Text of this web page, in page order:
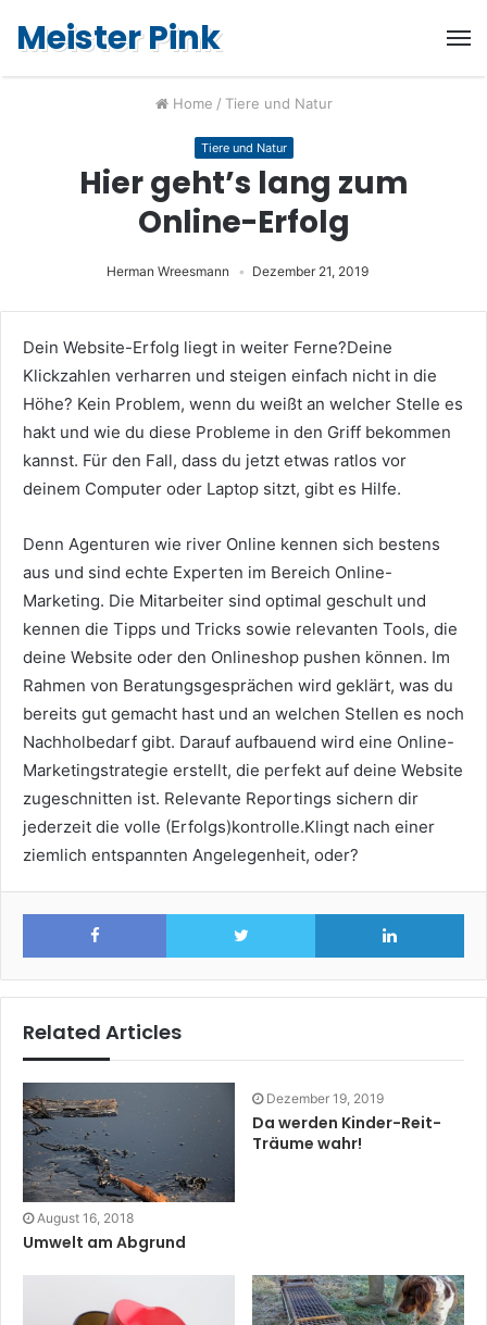
Meister Pink
Home / Tiere und Natur
Tiere und Natur
Hier geht’s lang zum
Online-Erfolg
Herman Wreesmann Dezember 21, 2019
Dein Website-Erfolg liegt in weiter Ferne?Deine
Klickzahlen verharren und steigen einfach nicht in die
Höhe? Kein Problem, wenn du weißt an welcher Stelle es
hakt und wie du diese Probleme in den Griff bekommen
kannst. Für den Fall, dass du jetzt etwas ratlos vor
deinem Computer oder Laptop sitzt, gibt es Hilfe.
Denn Agenturen wie river Online kennen sich bestens
aus und sind echte Experten im Bereich Online-
Marketing. Die Mitarbeiter sind optimal geschult und
kennen die Tipps und Tricks sowie relevanten Tools, die
deine Website oder den Onlineshop pushen können. Im
Rahmen von Beratungsgesprächen wird geklärt, was du
bereits gut gemacht hast und an welchen Stellen es noch
Nachholbedarf gibt. Darauf aufbauend wird eine Online-
Marketingstrategie erstellt, die perfekt auf deine Website
zugeschnitten ist. Relevante Reportings sichern dir
jederzeit die volle (Erfolgs)kontrolle.Klingt nach einer
ziemlich entspannten Angelegenheit, oder?
Facebook Twitter
Related Articles
August 16, 2018
Umwelt am Abgrund
Dezember 19, 2019
Da werden Kinder-Reit-
Träume wahr!